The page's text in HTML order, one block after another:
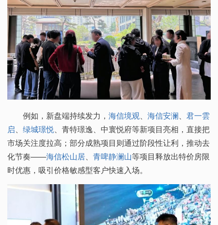
例如，新盘端持续发力， 海信境观、 海信安澜、 君一雲
启、 绿城璟悦、青特璟逸、中寰悦府等新项目亮相，直接把
市场关注度拉高；部分成熟项目则通过阶段性让利，推动去
化节奏——海信松山居、 青啤静澜山等项目释放出特价房限
时优惠，吸引价格敏感型客户快速入场。